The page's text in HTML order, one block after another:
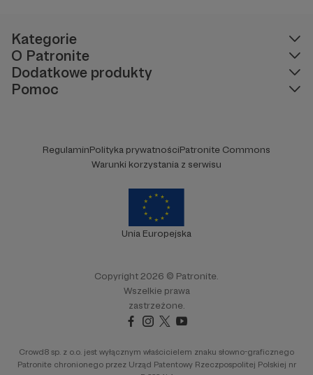
Aby zobaczyć treść musisz zmienić
ustawienia polityki prywatności
W tym miejscu powinna być zewnętrzna
treść
Aby zobaczyć treść musisz zmienić
Kategorie
O Patronite
Dodatkowe produkty
Pomoc
RegulaminPolityka prywatnościPatronite Commons
Warunki korzystania z serwisu
Unia Europejska
Copyright 2026 © Patronite.
Wszelkie prawa
zastrzeżone.
Crowd8 sp. z o.o. jest wyłącznym właścicielem znaku słowno-graficznego
Patronite chronionego przez Urząd Patentowy Rzeczpospolitej Polskiej nr